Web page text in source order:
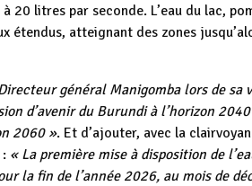
20 litres par seconde. L’eau du lac,
étendus, atteignant des zones
général Manigomba lors de sa
d’avenir du Burundi à l’horizon
2060 ». Et d’ajouter, avec la
« La première mise à disposition de
la fin de l’année 2026, au mois de